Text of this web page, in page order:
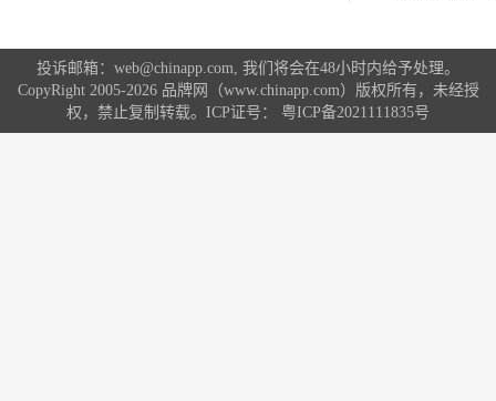
投诉邮箱：web@chinapp.com, 我们将会在48小时内给予处理。
CopyRight 2005-2026 品牌网（www.chinapp.com）版权所有，未经授
权，禁止复制转载。ICP证号： 粤ICP备2021111835号